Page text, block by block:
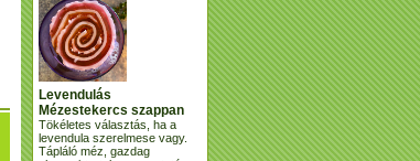
Levendulás
Mézestekercs szappan
Tökéletes választás, ha a
levendula szerelmese vagy.
Tápláló méz, gazdag